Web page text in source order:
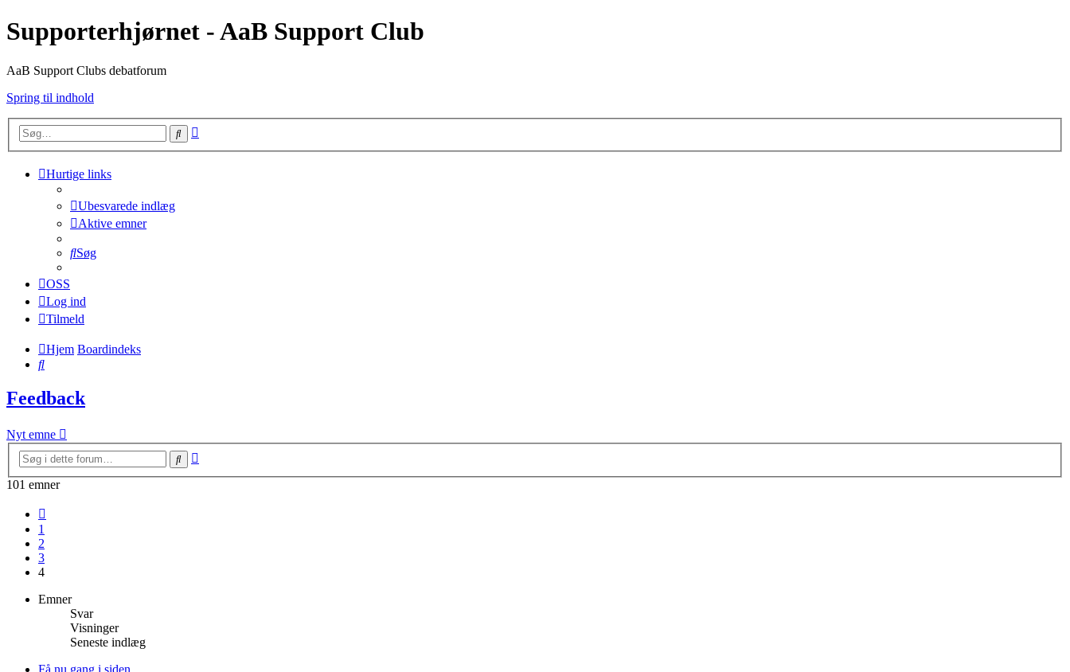
Supporterhjørnet - AaB Support Club
AaB Support Clubs debatforum
Spring til indhold
Søg
Hurtige links
Ubesvarede indlæg
Aktive emner
Søg
OSS
Log ind
Tilmeld
Hjem Boardindeks
Søg
Feedback
Nyt emne
Søg
101 emner
1
2
3
4
Emner
Svar
Visninger
Seneste indlæg
Få nu gang i siden